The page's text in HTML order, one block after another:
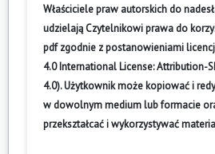
Właściciele praw autorskich do
udzielają Czytelnikowi prawa do
pdf zgodnie z postanowieniami
4.0 International License: Attribution-
4.0). Użytkownik może kopiować i
w dowolnym medium lub formacie
przekształcać i wykorzystywać